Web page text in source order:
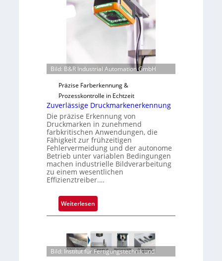
m
e
a
i
l
o
s
b
e
t
i
g
u
n
g
a
u
s
Bild: B&R Industrial Automation GmbH
Präzise Farberkennung &
Prozesskontrolle in Echtzeit
Zuverlässige Druckmarkenerkennung
Die präzise Erkennung von
Druckmarken in zunehmend
farbkritischen Anwendungen, die
Fähigkeit zur frühzeitigen
Fehlervermeidung und der autonome
Betrieb unter variablen Bedingungen
machen industrielle Bildverarbeitung
zu einem wesentlichen
Effizienztreiber.…
Weiterlesen
Z
v
e
r
Bild: Institut für Fertigungstechnik und